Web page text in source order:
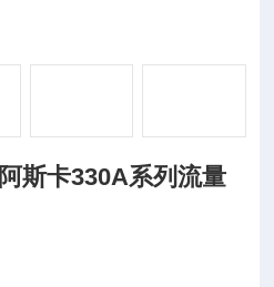
斯卡330A系列流量